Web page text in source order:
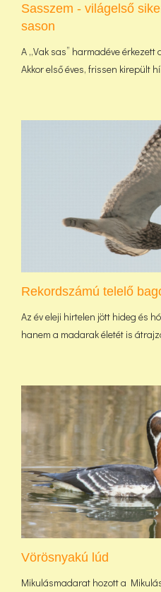
Sasszem - világelső
sason
A „Vak sas” harmadéve
Akkor első éves, frissen kirepült
Rekordszámú telelő
Az év eleji hirtelen jött hideg és
hanem a madarak életét is
Vörösnyakú lúd
Mikulásmadarat hozott a